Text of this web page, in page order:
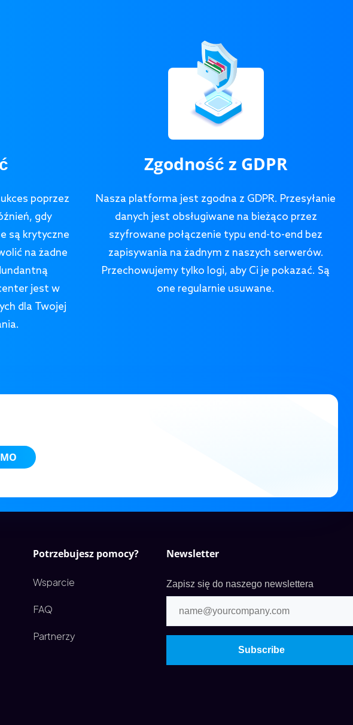
poprzez
gdy
są krytyczne
na żadne
jest w
dla Twojej
Zgodność z GDPR
Nasza platforma jest zgodna z GDPR. Przesyłanie
danych jest obsługiwane na bieżąco przez
szyfrowane połączenie typu end-to-end bez
zapisywania na żadnym z naszych serwerów.
Przechowujemy tylko logi, aby Ci je pokazać. Są
one regularnie usuwane.
Potrzebujesz pomocy?
Wsparcie
FAQ
Partnerzy
Newsletter
Zapisz się do naszego newslettera